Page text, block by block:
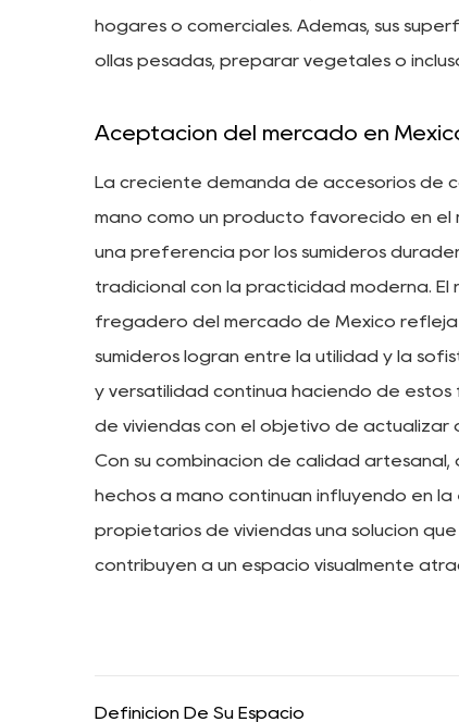
hogares o comerciales. Además, sus
ollas pesadas, preparar vegetales o
Aceptación del mercado en
La creciente demanda de accesorios de
mano como un producto favorecido en el
una preferencia por los sumideros
tradicional con la practicidad moderna.
fregadero del mercado de México
sumideros logran entre la utilidad y la
y versatilidad continúa haciendo de
de viviendas con el objetivo de actualizar
Con su combinación de calidad
hechos a mano continúan influyendo en
propietarios de viviendas una solución
contribuyen a un espacio visualmente
Definición De Su Espacio